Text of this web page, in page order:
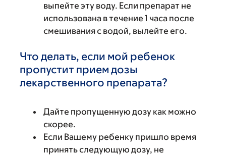
выпейте эту воду. Если препарат не
использована в течение 1 часа после
смешивания с водой, вылейте его.
Что делать, если мой ребенок
пропустит прием дозы
лекарственного препарата?
Дайте пропущенную дозу как можно
скорее.
Если Вашему ребенку пришло время
принять следующую дозу, не